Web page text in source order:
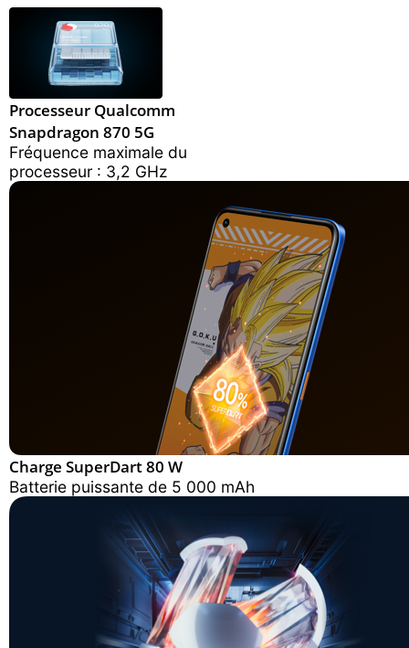
Processeur Qualcomm
Snapdragon 870 5G
Fréquence maximale du
processeur : 3,2 GHz
Charge SuperDart 80 W
Batterie puissante de 5 000 mAh